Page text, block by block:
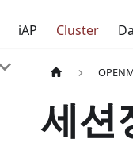
iAP Cluster
세션